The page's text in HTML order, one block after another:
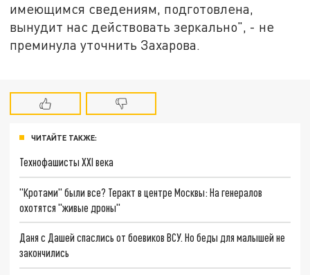
имеющимся сведениям, подготовлена,
вынудит нас действовать зеркально", - не
преминула уточнить Захарова.
ЧИТАЙТЕ ТАКЖЕ:
Технофашисты XXI века
"Кротами" были все? Теракт в центре Москвы: На генералов
охотятся "живые дроны"
Даня с Дашей спаслись от боевиков ВСУ. Но беды для малышей не
закончились